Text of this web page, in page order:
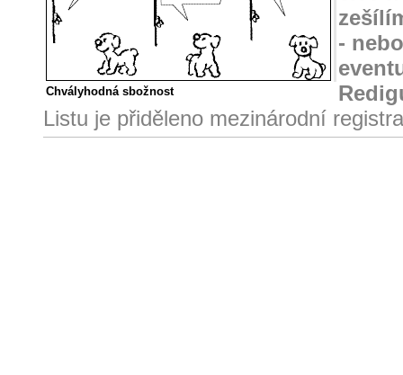
Chvályhodná sbožnost
-
Listu je přiděleno mezinárodní